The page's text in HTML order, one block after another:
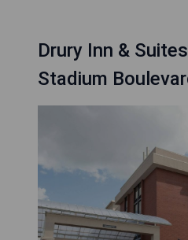
Drury Inn &
Stadium